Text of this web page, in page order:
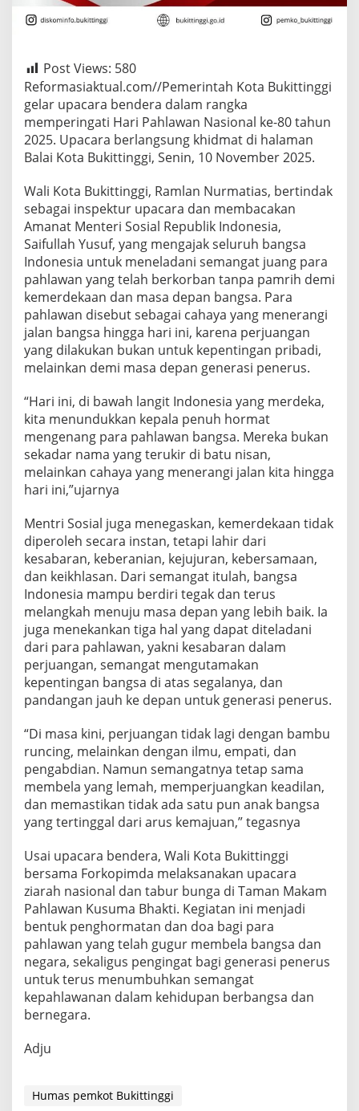
Post Views: 580
Reformasiaktual.com//Pemerintah Kota Bukittinggi
gelar upacara bendera dalam rangka
memperingati Hari Pahlawan Nasional ke-80 tahun
2025. Upacara berlangsung khidmat di halaman
Balai Kota Bukittinggi, Senin, 10 November 2025.
Wali Kota Bukittinggi, Ramlan Nurmatias, bertindak
sebagai inspektur upacara dan membacakan
Amanat Menteri Sosial Republik Indonesia,
Saifullah Yusuf, yang mengajak seluruh bangsa
Indonesia untuk meneladani semangat juang para
pahlawan yang telah berkorban tanpa pamrih demi
kemerdekaan dan masa depan bangsa. Para
pahlawan disebut sebagai cahaya yang menerangi
jalan bangsa hingga hari ini, karena perjuangan
yang dilakukan bukan untuk kepentingan pribadi,
melainkan demi masa depan generasi penerus.
“Hari ini, di bawah langit Indonesia yang merdeka,
kita menundukkan kepala penuh hormat
mengenang para pahlawan bangsa. Mereka bukan
sekadar nama yang terukir di batu nisan,
melainkan cahaya yang menerangi jalan kita hingga
hari ini,”ujarnya
Mentri Sosial juga menegaskan, kemerdekaan tidak
diperoleh secara instan, tetapi lahir dari
kesabaran, keberanian, kejujuran, kebersamaan,
dan keikhlasan. Dari semangat itulah, bangsa
Indonesia mampu berdiri tegak dan terus
melangkah menuju masa depan yang lebih baik. Ia
juga menekankan tiga hal yang dapat diteladani
dari para pahlawan, yakni kesabaran dalam
perjuangan, semangat mengutamakan
kepentingan bangsa di atas segalanya, dan
pandangan jauh ke depan untuk generasi penerus.
“Di masa kini, perjuangan tidak lagi dengan bambu
runcing, melainkan dengan ilmu, empati, dan
pengabdian. Namun semangatnya tetap sama
membela yang lemah, memperjuangkan keadilan,
dan memastikan tidak ada satu pun anak bangsa
yang tertinggal dari arus kemajuan,” tegasnya
Usai upacara bendera, Wali Kota Bukittinggi
bersama Forkopimda melaksanakan upacara
ziarah nasional dan tabur bunga di Taman Makam
Pahlawan Kusuma Bhakti. Kegiatan ini menjadi
bentuk penghormatan dan doa bagi para
pahlawan yang telah gugur membela bangsa dan
negara, sekaligus pengingat bagi generasi penerus
untuk terus menumbuhkan semangat
kepahlawanan dalam kehidupan berbangsa dan
bernegara.
Adju
Humas pemkot Bukittinggi